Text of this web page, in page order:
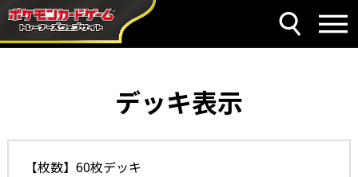
デッキ表示
【枚数】60枚デッキ